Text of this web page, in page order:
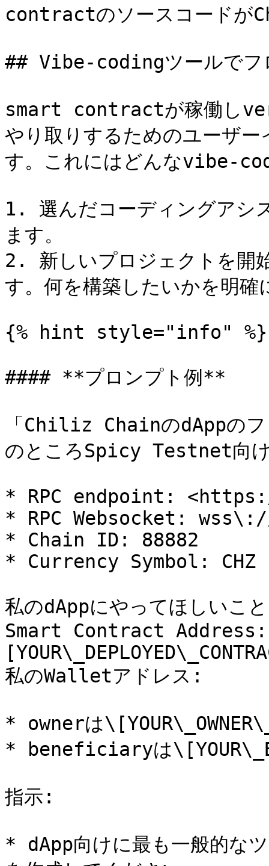
contractのソースコードが
## Vibe-codingツールでフ
smart contractが稼働し
やり取りするためのユーザ
す。これにはどんなvibe-
1. 選んだコーディングアシ
ます。
2. 新しいプロジェクトを開
す。何を構築したいかを明確
{% hint style="info" %}
#### **プロンプト例**
「Chiliz ChainのdAppのフ
のところSpicy Testnet向
* RPC endpoint:
* RPC Websocket:
* Chain ID: 88882
* Currency Symbol: CHZ
私のdAppにやってほしいこ
Smart Contract
私のWalletアドレス:
* ownerは
* beneficiaryは
指示:
* dApp向けに最も一般的な